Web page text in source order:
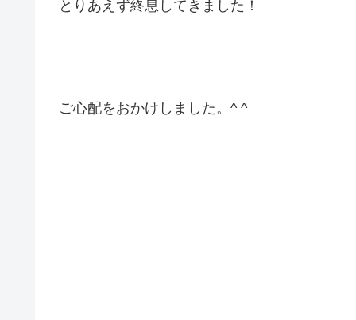
とりあえず終息してきました！
ご心配をおかけしました。^ ^